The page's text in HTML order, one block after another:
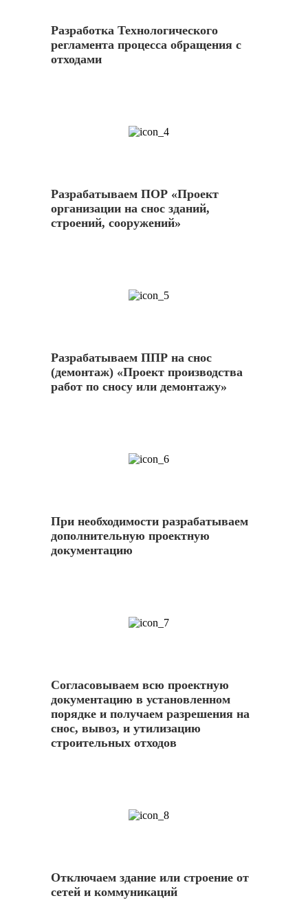
Разработка Технологического
регламента процесса обращения с
отходами
Разрабатываем ПОР «Проект
организации на снос зданий,
строений, сооружений»
Разрабатываем ППР на снос
(демонтаж) «Проект производства
работ по сносу или демонтажу»
При необходимости разрабатываем
дополнительную проектную
документацию
Согласовываем всю проектную
документацию в установленном
порядке и получаем разрешения на
снос, вывоз, и утилизацию
строительных отходов
Отключаем здание или строение от
сетей и коммуникаций